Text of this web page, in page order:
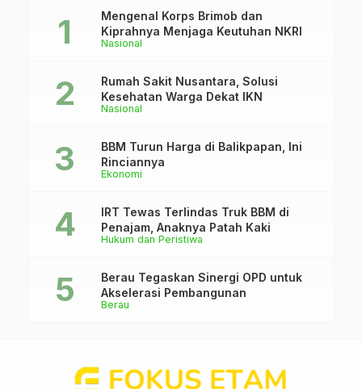
Nasional
Mengenal Korps Brimob dan
Kiprahnya Menjaga Keutuhan NKRI
Nasional
Rumah Sakit Nusantara, Solusi
Kesehatan Warga Dekat IKN
Ekonomi
BBM Turun Harga di Balikpapan, Ini
Rinciannya
Hukum dan Peristiwa
IRT Tewas Terlindas Truk BBM di
Penajam, Anaknya Patah Kaki
Berau
Berau Tegaskan Sinergi OPD untuk
Akselerasi Pembangunan